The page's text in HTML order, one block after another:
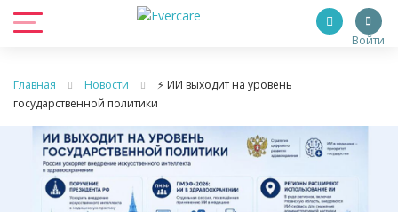
Войти
Главная Новости
⚡ ИИ выходит на уровень
государственной политики